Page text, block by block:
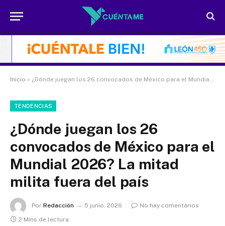
Inicio » ¿Dónde juegan los 26 convocados de México para el Mundial 2026? La mitad milita fuera del país
TENDENCIAS
¿Dónde juegan los 26
convocados de México para el
Mundial 2026? La mitad
milita fuera del país
Por Redacción 5 junio, 2026
No hay comentarios
2 Mins de lectura